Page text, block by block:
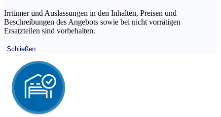
Irrtümer und Auslassungen in den Inhalten, Preisen und
Beschreibungen des Angebots sowie bei nicht vorrätigen
Ersatzteilen sind vorbehalten.
Schließen